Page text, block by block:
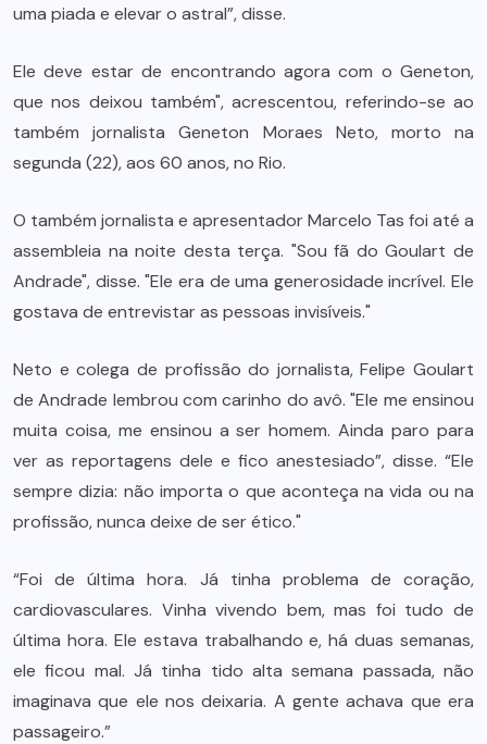
uma piada e elevar o astral”, disse.
Ele deve estar de encontrando agora com o Geneton,
que nos deixou também", acrescentou, referindo-se ao
também jornalista Geneton Moraes Neto, morto na
segunda (22), aos 60 anos, no Rio.
O também jornalista e apresentador Marcelo Tas foi até a
assembleia na noite desta terça. "Sou fã do Goulart de
Andrade", disse. "Ele era de uma generosidade incrível. Ele
gostava de entrevistar as pessoas invisíveis."
Neto e colega de profissão do jornalista, Felipe Goulart
de Andrade lembrou com carinho do avô. "Ele me ensinou
muita coisa, me ensinou a ser homem. Ainda paro para
ver as reportagens dele e fico anestesiado”, disse. “Ele
sempre dizia: não importa o que aconteça na vida ou na
profissão, nunca deixe de ser ético."
“Foi de última hora. Já tinha problema de coração,
cardiovasculares. Vinha vivendo bem, mas foi tudo de
última hora. Ele estava trabalhando e, há duas semanas,
ele ficou mal. Já tinha tido alta semana passada, não
imaginava que ele nos deixaria. A gente achava que era
passageiro.”